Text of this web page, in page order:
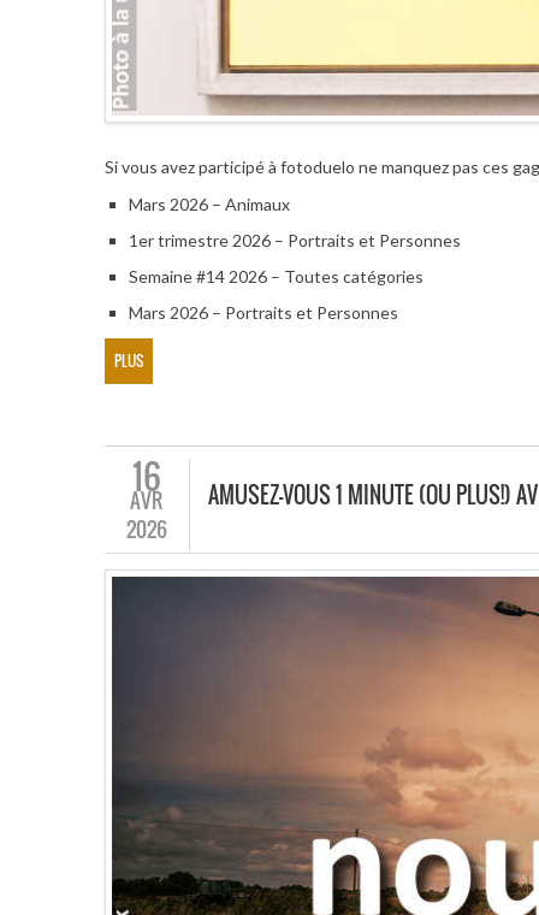
Si vous avez participé à fotoduelo ne manquez pas ces
Mars 2026 – Animaux
1er trimestre 2026 – Portraits et Personnes
Semaine #14 2026 – Toutes catégories
Mars 2026 – Portraits et Personnes
PLUS
16
AVR
2026
AMUSEZ-VOUS 1 MINUTE (OU PLUS!)